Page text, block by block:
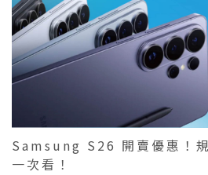
Samsung S26 開賣優惠！
一次看！